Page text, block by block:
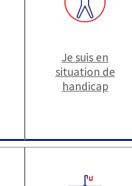
Je suis en
situation de
handicap